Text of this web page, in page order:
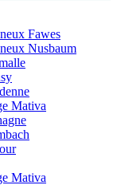
Fawes
Nusbaum
Mativa
Mativa